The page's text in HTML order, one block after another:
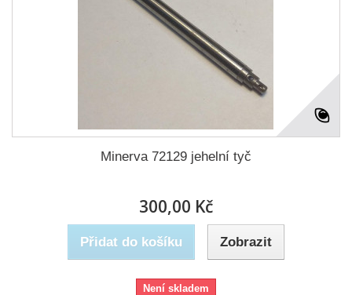
Minerva 72129 jehelní tyč
300,00 Kč
Přidat do košíku Zobrazit
Není skladem